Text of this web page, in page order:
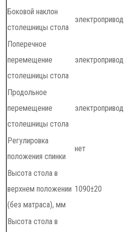
Боковой наклон
столешницы стола
электропривод
Поперечное
перемещение
столешницы стола
электропривод
Продольное
перемещение
столешницы стола
электропривод
Регулировка
положения спинки
нет
Высота стола в
верхнем положении
(без матраса), мм
1090±20
Высота стола в